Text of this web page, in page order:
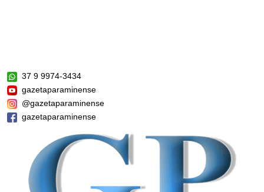
37 9 9974-3434
gazetaparaminense
@gazetaparaminense
gazetaparaminense